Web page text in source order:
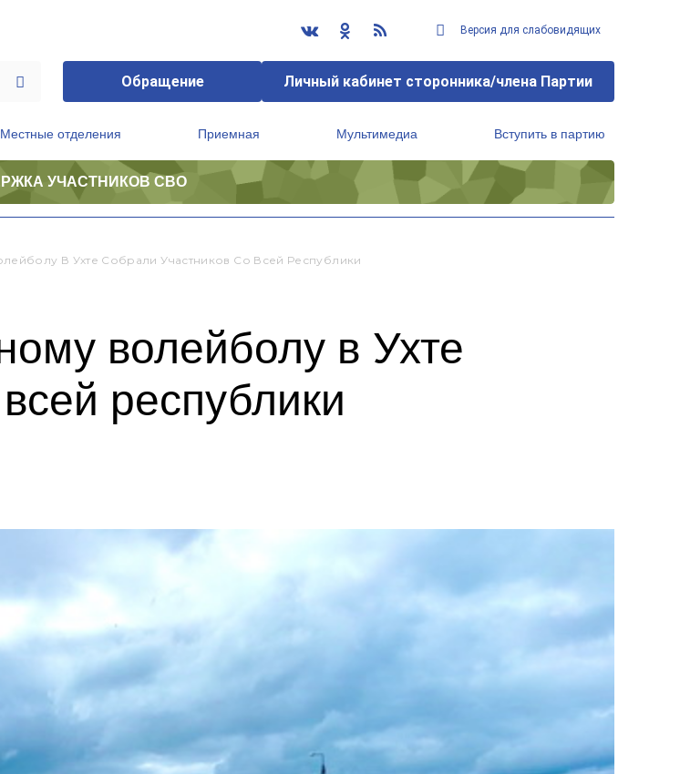
Версия для слабовидящих
Обращение Личный кабинет сторонника/члена Партии
Местные отделения Приемная Мультимедиа Вступить в партию
УЧАСТНИКОВ СВО
В Ухте Собрали Участников Со Всей Республики
волейболу в Ухте
республики